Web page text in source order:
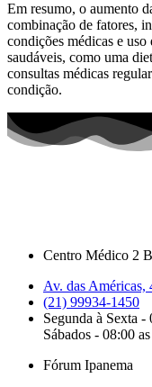
Em resumo, o aumento
combinação de fatores,
condições médicas e
saudáveis, como uma
consultas médicas
condição.
Centro Médico 2
Av. das Américas,
(21) 99934-1450
Segunda à Sexta -
Sábados - 08:00
Fórum Ipanema